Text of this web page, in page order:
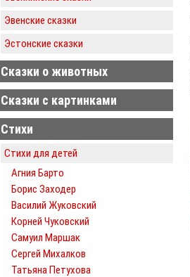
Эвенские сказки
Эстонские сказки
Сказки о животных
Сказки с картинками
Стихи
Стихи для детей
Агния Барто
Борис Заходер
Василий Жуковский
Корней Чуковский
Самуил Маршак
Сергей Михалков
Татьяна Петухова